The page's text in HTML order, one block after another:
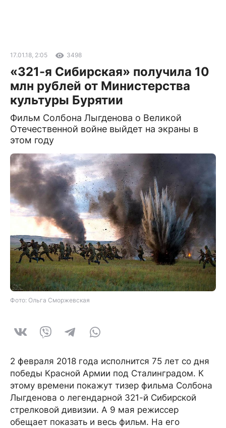
17.01.18, 2:05 3498
«321-я Сибирская» получила 10
млн рублей от Министерства
культуры Бурятии
Фильм Солбона Лыгденова о Великой
Отечественной войне выйдет на экраны в
этом году
Фото: Ольга Сморжевская
2 февраля 2018 года исполнится 75 лет со дня
победы Красной Армии под Сталинградом. К
этому времени покажут тизер фильма Солбона
Лыгденова о легендарной 321-й Сибирской
стрелковой дивизии. А 9 мая режиссер
обещает показать и весь фильм. На его